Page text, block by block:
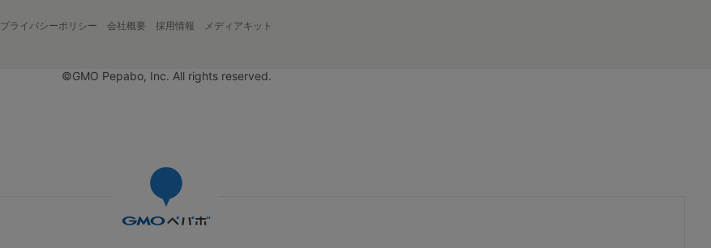
プライバシーポリシー 会社概要 採用情報 メディアキット
©GMO Pepabo, Inc. All rights reserved.